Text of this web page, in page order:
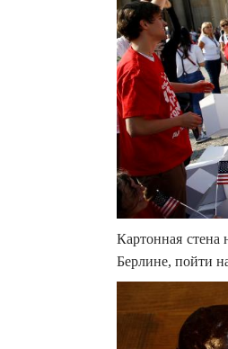
Картонная
Берлине, пойти